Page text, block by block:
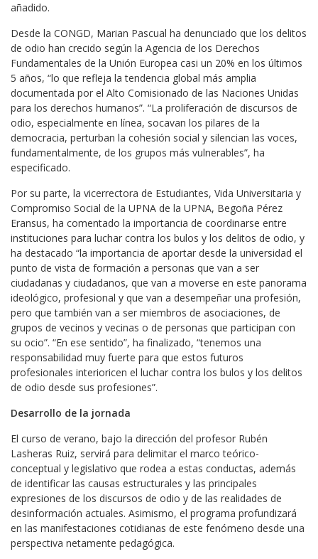
añadido.
Desde la CONGD, Marian Pascual ha denunciado que los delitos
de odio han crecido según la Agencia de los Derechos
Fundamentales de la Unión Europea casi un 20% en los últimos
5 años, “lo que refleja la tendencia global más amplia
documentada por el Alto Comisionado de las Naciones Unidas
para los derechos humanos”. “La proliferación de discursos de
odio, especialmente en línea, socavan los pilares de la
democracia, perturban la cohesión social y silencian las voces,
fundamentalmente, de los grupos más vulnerables”, ha
especificado.
Por su parte, la vicerrectora de Estudiantes, Vida Universitaria y
Compromiso Social de la UPNA de la UPNA, Begoña Pérez
Eransus, ha comentado la importancia de coordinarse entre
instituciones para luchar contra los bulos y los delitos de odio, y
ha destacado “la importancia de aportar desde la universidad el
punto de vista de formación a personas que van a ser
ciudadanas y ciudadanos, que van a moverse en este panorama
ideológico, profesional y que van a desempeñar una profesión,
pero que también van a ser miembros de asociaciones, de
grupos de vecinos y vecinas o de personas que participan con
su ocio”. “En ese sentido”, ha finalizado, “tenemos una
responsabilidad muy fuerte para que estos futuros
profesionales interioricen el luchar contra los bulos y los delitos
de odio desde sus profesiones”.
Desarrollo de la jornada
El curso de verano, bajo la dirección del profesor Rubén
Lasheras Ruiz, servirá para delimitar el marco teórico-
conceptual y legislativo que rodea a estas conductas, además
de identificar las causas estructurales y las principales
expresiones de los discursos de odio y de las realidades de
desinformación actuales. Asimismo, el programa profundizará
en las manifestaciones cotidianas de este fenómeno desde una
perspectiva netamente pedagógica.